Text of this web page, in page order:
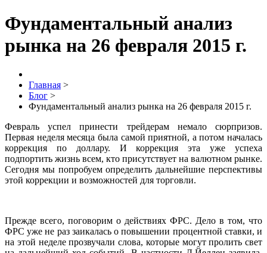
Фундаментальный анализ
рынка на 26 февраля 2015 г.
Главная >
Блог >
Фундаментальный анализ рынка на 26 февраля 2015 г.
Февраль успел принести трейдерам немало сюрпризов.
Первая неделя месяца была самой приятной, а потом началась
коррекция по доллару. И коррекция эта уже успеха
подпортить жизнь всем, кто присутствует на валютном рынке.
Сегодня мы попробуем определить дальнейшие перспективы
этой коррекции и возможностей для торговли.
Прежде всего, поговорим о действиях ФРС. Дело в том, что
ФРС уже не раз заикалась о повышении процентной ставки, и
на этой неделе прозвучали слова, которые могут пролить свет